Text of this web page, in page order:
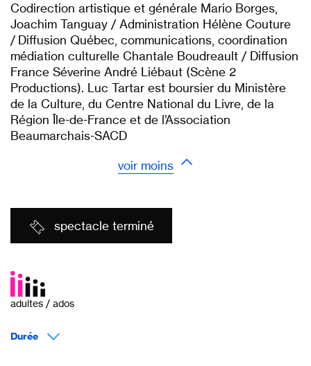
Codirection artistique et générale Mario Borges,
Joachim Tanguay / Administration Hélène Couture
/ Diffusion Québec, communications, coordination
médiation culturelle Chantale Boudreault / Diffusion
France Séverine André Liébaut (Scène 2
Productions). Luc Tartar est boursier du Ministère
de la Culture, du Centre National du Livre, de la
Région Île-de-France et de l’Association
Beaumarchais-SACD
voir moins
spectacle terminé
adultes / ados
Durée